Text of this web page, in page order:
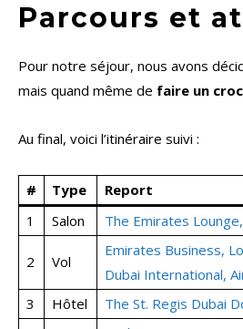
Parcours et
Pour notre séjour, nous avons
mais quand même de faire un
Au final, voici l’itinéraire suivi :
# Type
Report
1
Salon The Emirates
2 Vol
Emirates Business,
Dubai International,
3
Hôtel
The St. Regis Dubai